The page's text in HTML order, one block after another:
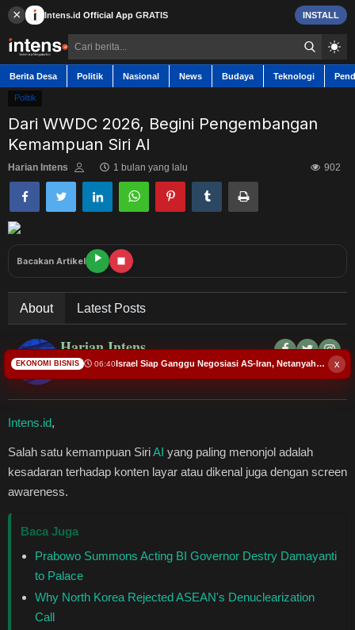
× Intens.id Official App GRATIS INSTALL
Berita Desa Politik Nasional News Budaya Teknologi
Contact
Nasional
News
Budaya
Teknologi
Kesehatan
Olahraga
Politik
Dari WWDC 2026, Begini Pengembangan
Kemampuan Siri AI
Harian Intens 1 bulan yang lalu 902
Bacakan Artikel
About Latest Posts
Harian Intens
Sederhana Mengabarkan
Intens.id,
Salah satu kemampuan SiriAI yang paling menonjol adalah
kesadaran terhadap konten layar atau dikenal juga dengan screen
awareness.
Baca Juga
Prabowo Summons Acting BI Governor Destry Damayanti
to Palace
Why North Korea Rejected ASEAN's Denuclearization
Call
x
EKONOMI BISNIS 06:40 Israel Siap Ganggu Negosiasi AS-Iran, Netanyahu Janjikan Ini